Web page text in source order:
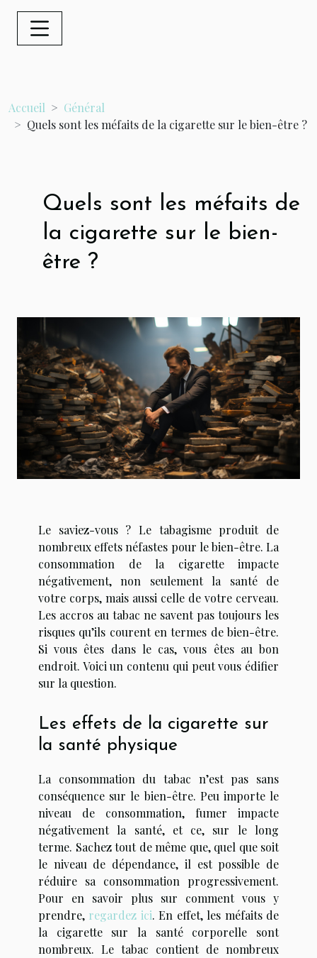
Accueil
Général
Quels sont les méfaits de la cigarette sur le bien-être ?
Quels sont les méfaits de
la cigarette sur le bien-
être ?
Le saviez-vous ? Le tabagisme produit de
nombreux effets néfastes pour le bien-être. La
consommation de la cigarette impacte
négativement, non seulement la santé de
votre corps, mais aussi celle de votre cerveau.
Les accros au tabac ne savent pas toujours les
risques qu’ils courent en termes de bien-être.
Si vous êtes dans le cas, vous êtes au bon
endroit. Voici un contenu qui peut vous édifier
sur la question.
Les effets de la cigarette sur
la santé physique
La consommation du tabac n’est pas sans
conséquence sur le bien-être. Peu importe le
niveau de consommation, fumer impacte
négativement la santé, et ce, sur le long
terme. Sachez tout de même que, quel que soit
le niveau de dépendance, il est possible de
réduire sa consommation progressivement.
Pour en savoir plus sur comment vous y
prendre, regardez ici. En effet, les méfaits de
la cigarette sur la santé corporelle sont
nombreux. Le tabac contient de nombreux